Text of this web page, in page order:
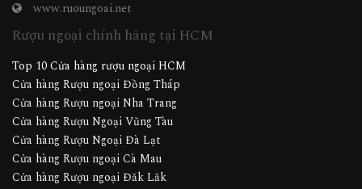
0972.12345.1
www.ruoungoai.net
Rượu ngoại chính hãng tại HCM
Top 10 Cửa hàng rượu ngoại HCM
Cửa hàng Rượu ngoại Đồng Tháp
Cửa hàng Rượu ngoại Nha Trang
Cửa hàng Rượu Ngoại Vũng Tàu
Cửa hàng Rượu Ngoại Đà Lạt
Cửa hàng Rượu ngoại Cà Mau